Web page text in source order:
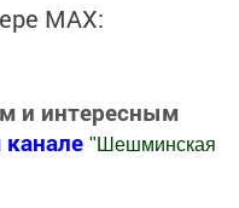
MАХ:
и интересным
канале " Шешминская